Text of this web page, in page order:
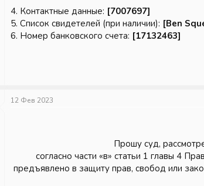
4. Контактные данные: [7007697]
5. Список свидетелей (при наличии): [Ben
6. Номер банковского счета: [17132463]
12 Фев 2023
Прошу суд,
согласно части «в» статьи 1 главы 4
предъявлено в защиту прав, свобод или